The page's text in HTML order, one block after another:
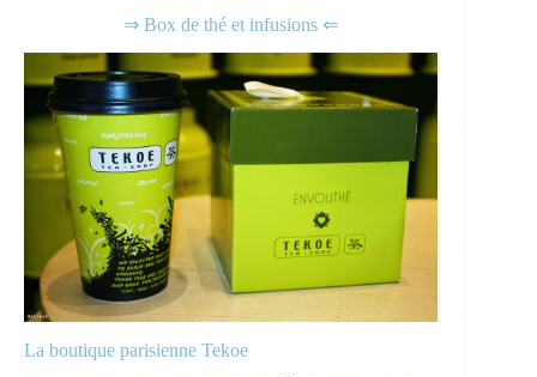
⇒ Box de thé et infusions ⇐
La boutique parisienne Tekoe